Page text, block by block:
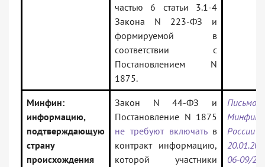
частью 6 статьи 3.1-4
Закона N 223-ФЗ и
формируемой в
соответствии с
Постановлением N
1875.
Минфин:
информацию,
подтверждающую
страну
происхождения
Закон N 44-ФЗ и
Постановление N 1875
не требуют включатьв
контракт информацию,
которой участники
Письмо
Минфина
России
06-09/